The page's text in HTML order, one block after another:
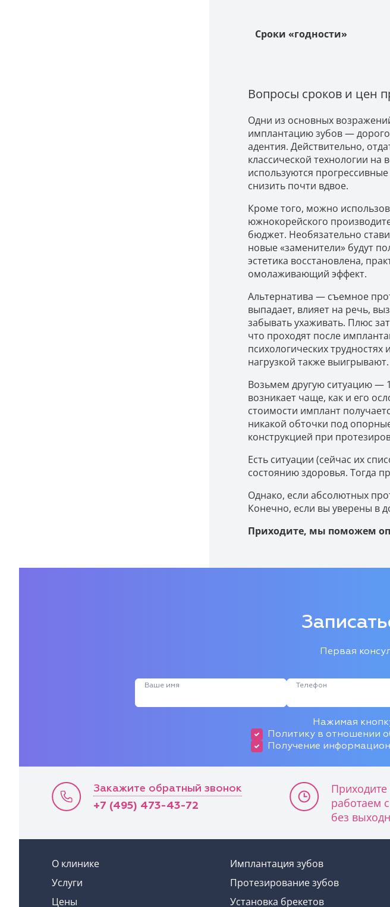
Сроки «годности»
Вопросы сроков и цен
Одни из основных
имплантацию зубов —
адентия. Действительно,
классической технологии на
используются
снизить почти вдвое.
Кроме того, можно
южнокорейского
бюджет. Необязательно
новые «заменители» будут
эстетика восстановлена,
омолаживающий эффект.
Альтернатива — съемное
выпадает, влияет на речь,
забывать ухаживать. Плюс
что проходят после
психологических
нагрузкой также выигрывают.
Возьмем другую ситуацию —
возникает чаще, как и его
стоимости имплант
никакой обточки под
конструкцией при
Есть ситуации (сейчас их
состоянию здоровья. Тогда
Однако, если абсолютных
Конечно, если вы уверены в
Приходите, мы поможем
Первая
Ваше имя Телефон
Нажимая
Политику в отношении
Получение
Закажите обратный звонок
+7 (495) 473-43-72
работаем
без
О клинике
Услуги
Цены
Имплантация зубов
Протезирование зубов
Установка брекетов